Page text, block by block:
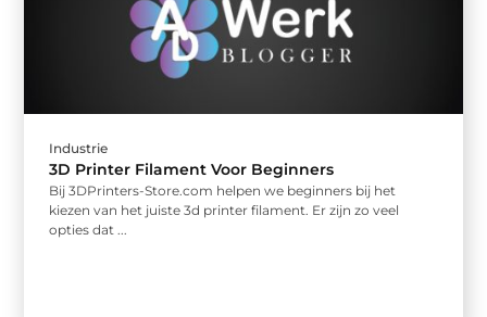
Industrie
3D Printer Filament Voor Beginners
Bij 3DPrinters-Store.com helpen we beginners bij het
kiezen van het juiste 3d printer filament. Er zijn zo veel
opties dat ...